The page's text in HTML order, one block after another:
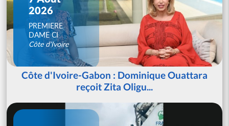
2026
PREMIERE
DAME CI
Côte d'Ivoire
Côte d'Ivoire-Gabon : Dominique Ouattara
reçoit Zita Oligu...